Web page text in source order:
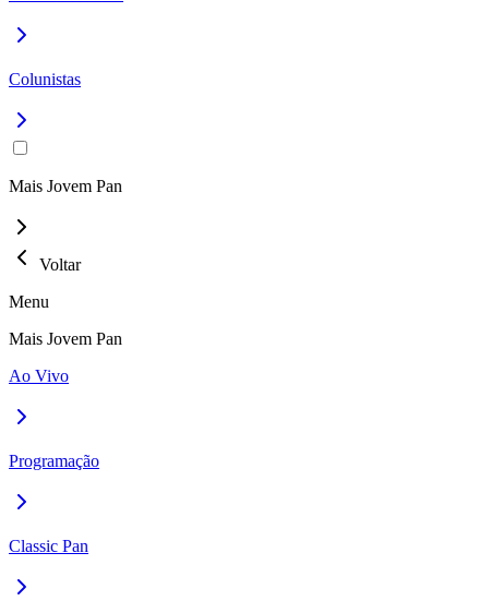
Colunistas
Mais Jovem Pan
Voltar
Menu
Mais Jovem Pan
Ao Vivo
Programação
Classic Pan